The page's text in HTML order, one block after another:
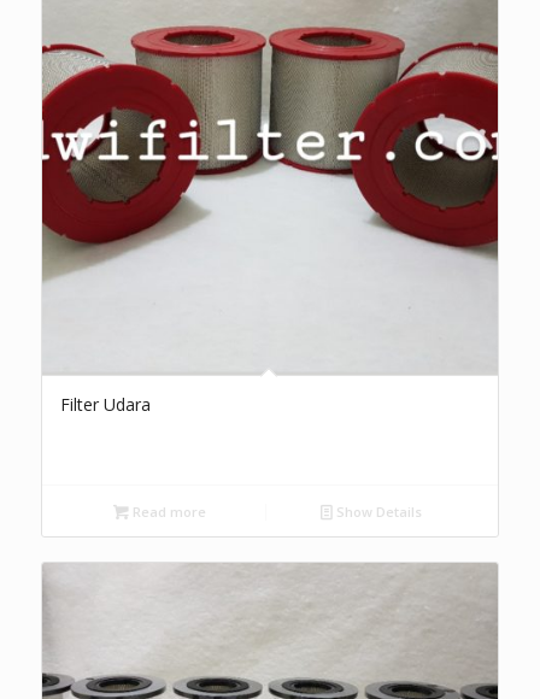
Filter Udara
Read more Show Details